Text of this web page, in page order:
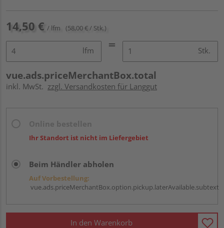
14,50 € / lfm (58,00 € / Stk.)
lfm Stk.
vue.ads.priceMerchantBox.total
inkl. MwSt. zzgl. Versandkosten für Langgut
Ihr Standort ist nicht im Liefergebiet
Beim Händler abholen
Auf Vorbestellung:
vue.ads.priceMerchantBox.option.pickup.laterAvailable.subtext
In den Warenkorb